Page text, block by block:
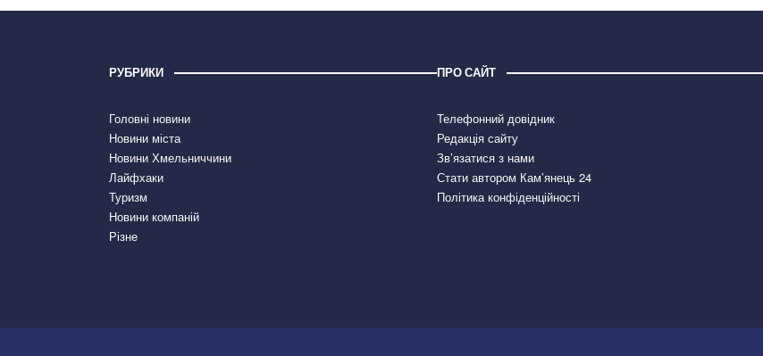
РУБРИКИ
Головні новини
Новини міста
Новини Хмельниччини
Лайфхаки
Туризм
Новини компаній
Різне
ПРО САЙТ
Телефонний довідник
Редакція сайту
Зв’язатися з нами
Стати автором Кам’янець 24
Політика конфіденційності